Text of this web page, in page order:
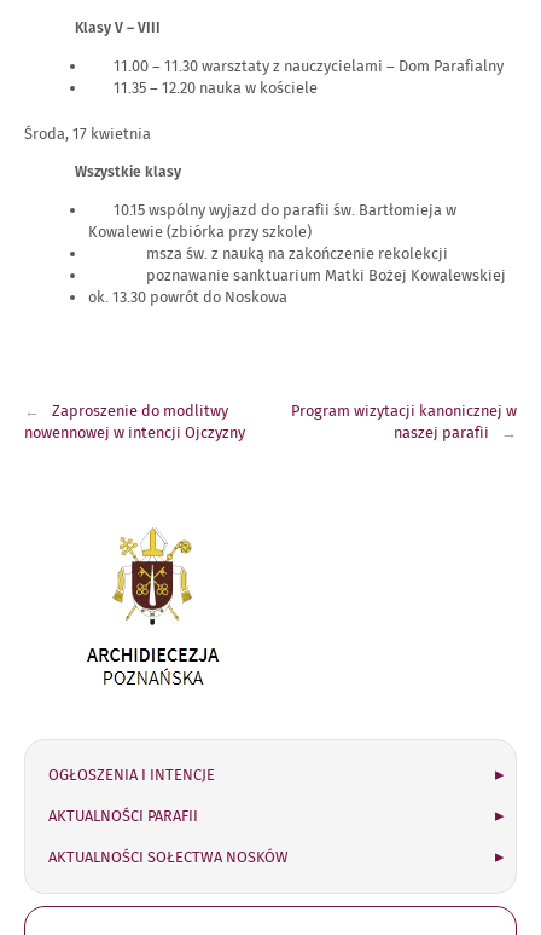
Klasy V – VIII
11.00 – 11.30 warsztaty z nauczycielami – Dom Parafialny
11.35 – 12.20 nauka w kościele
Środa, 17 kwietnia
Wszystkie klasy
10.15 wspólny wyjazd do parafii św. Bartłomieja w
Kowalewie (zbiórka przy szkole)
msza św. z nauką na zakończenie rekolekcji
poznawanie sanktuarium Matki Bożej Kowalewskiej
ok. 13.30 powrót do Noskowa
wpisu
Zaproszenie do modlitwy
nowennowej w intencji Ojczyzny
Program wizytacji kanonicznej w
naszej parafii
OGŁOSZENIA I INTENCJE
AKTUALNOŚCI PARAFII
AKTUALNOŚCI SOŁECTWA NOSKÓW